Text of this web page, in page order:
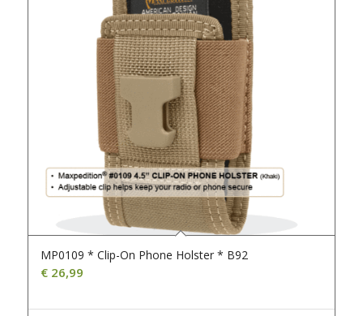
MP0109 * Clip-On Phone Holster * B92
€26,99